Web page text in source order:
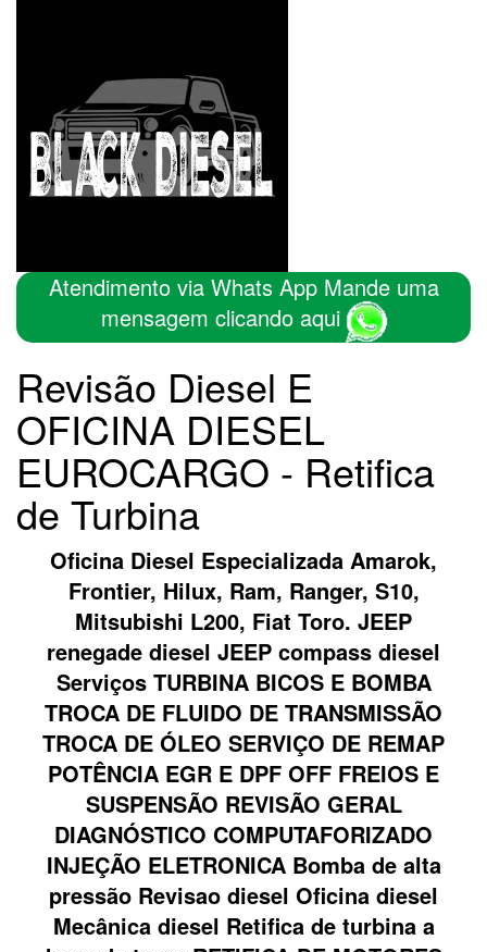
Atendimento via Whats App Mande uma
mensagem clicando aqui
Revisão Diesel E
OFICINA DIESEL
EUROCARGO - Retifica
de Turbina
Oficina Diesel Especializada Amarok,
Frontier, Hilux, Ram, Ranger, S10,
Mitsubishi L200, Fiat Toro. JEEP
renegade diesel JEEP compass diesel
Serviços TURBINA BICOS E BOMBA
TROCA DE FLUIDO DE TRANSMISSÃO
TROCA DE ÓLEO SERVIÇO DE REMAP
POTÊNCIA EGR E DPF OFF FREIOS E
SUSPENSÃO REVISÃO GERAL
DIAGNÓSTICO COMPUTAFORIZADO
INJEÇÃO ELETRONICA Bomba de alta
pressão Revisao diesel Oficina diesel
Mecânica diesel Retifica de turbina a